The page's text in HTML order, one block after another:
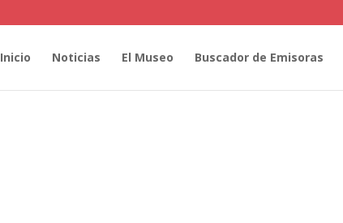
Inicio Noticias El Museo Buscador de Emisoras